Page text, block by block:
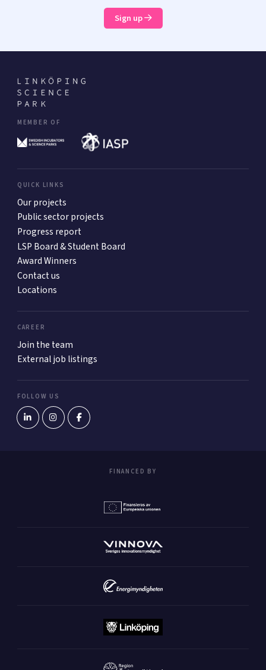
Sign up
MEMBER OF
QUICK LINKS
Our projects
Public sector projects
Progress report
LSP Board & Student Board
Award Winners
Contact us
Locations
CAREER
Join the team
External job listings
FOLLOW US
FINANCED BY